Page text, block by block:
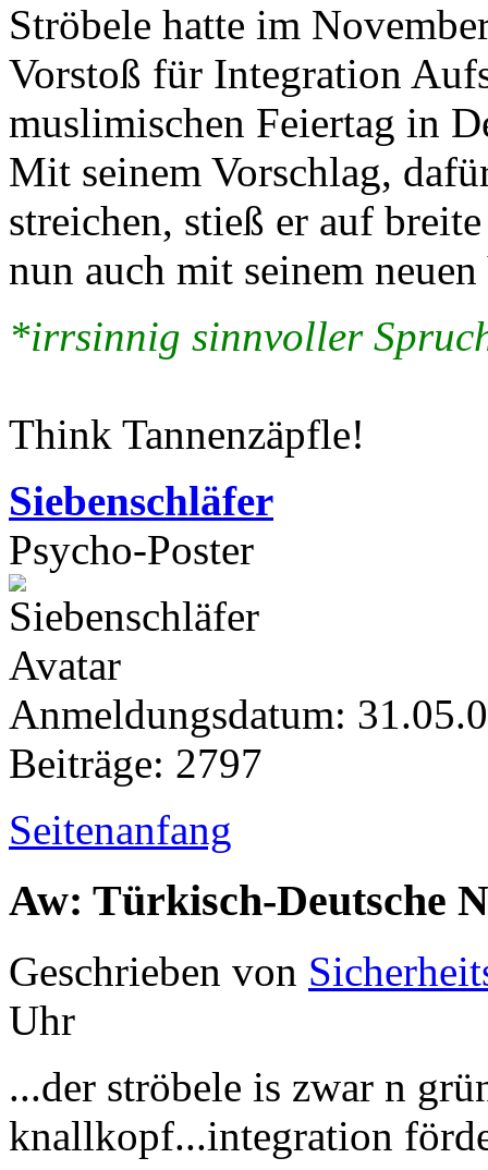
Ströbele hatte im
Vorstoß für Integration
muslimischen Feiertag in
Mit seinem Vorschlag,
streichen, stieß er auf
nun auch mit seinem
*irrsinnig sinnvoller
Think Tannenzäpfle!
Siebenschläfer
Psycho-Poster
Anmeldungsdatum:
Beiträge: 2797
Seitenanfang
Aw: Türkisch-Deutsche
Geschrieben von
Uhr
...der ströbele is zwar n
knallkopf...integration